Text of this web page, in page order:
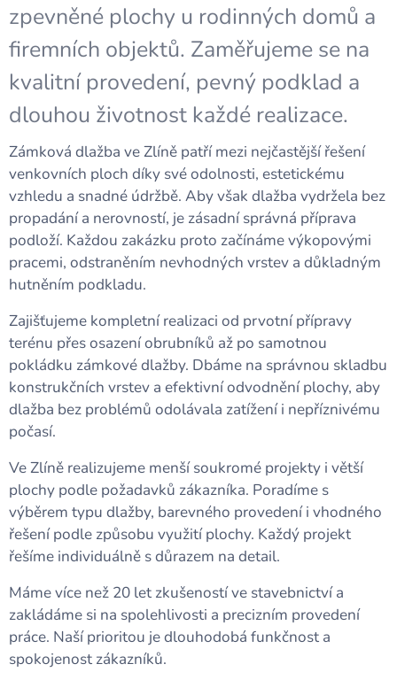
zpevněné plochy u rodinných domů a
firemních objektů. Zaměřujeme se na
kvalitní provedení, pevný podklad a
dlouhou životnost každé realizace.
Zámková dlažba ve Zlíně patří mezi nejčastější řešení
venkovních ploch díky své odolnosti, estetickému
vzhledu a snadné údržbě. Aby však dlažba vydržela bez
propadání a nerovností, je zásadní správná příprava
podloží. Každou zakázku proto začínáme výkopovými
pracemi, odstraněním nevhodných vrstev a důkladným
hutněním podkladu.
Zajišťujeme kompletní realizaci od prvotní přípravy
terénu přes osazení obrubníků až po samotnou
pokládku zámkové dlažby. Dbáme na správnou skladbu
konstrukčních vrstev a efektivní odvodnění plochy, aby
dlažba bez problémů odolávala zatížení i nepříznivému
počasí.
Ve Zlíně realizujeme menší soukromé projekty i větší
plochy podle požadavků zákazníka. Poradíme s
výběrem typu dlažby, barevného provedení i vhodného
řešení podle způsobu využití plochy. Každý projekt
řešíme individuálně s důrazem na detail.
Máme více než 20 let zkušeností ve stavebnictví a
zakládáme si na spolehlivosti a precizním provedení
práce. Naší prioritou je dlouhodobá funkčnost a
spokojenost zákazníků.